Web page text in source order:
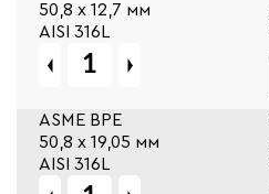
50,8 х 12,7 мм
AISI 316L
ASME BPE
50,8 х 19,05 мм
AISI 316L